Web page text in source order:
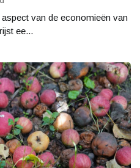
van de economieën van
ee...